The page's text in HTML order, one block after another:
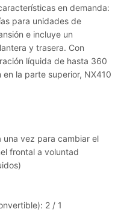
en demanda:
para unidades de
e incluye un
y trasera. Con
líquida de hasta 360
la parte superior, NX410
una vez para cambiar el
frontal a voluntad
2 / 1